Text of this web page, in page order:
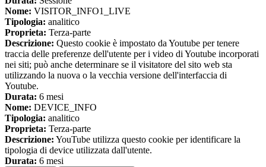
Nome: VISITOR_INFO1_LIVE
Tipologia: analitico
Proprieta: Terza-parte
Descrizione: Questo cookie è impostato da Youtube per tenere
traccia delle preferenze dell'utente per i video di Youtube incorporati
nei siti; può anche determinare se il visitatore del sito web sta
utilizzando la nuova o la vecchia versione dell'interfaccia di
Youtube.
Durata: 6 mesi
Nome: DEVICE_INFO
Tipologia: analitico
Proprieta: Terza-parte
Descrizione: YouTube utilizza questo cookie per identificare la
tipologia di device utilizzata dall'utente.
Durata: 6 mesi